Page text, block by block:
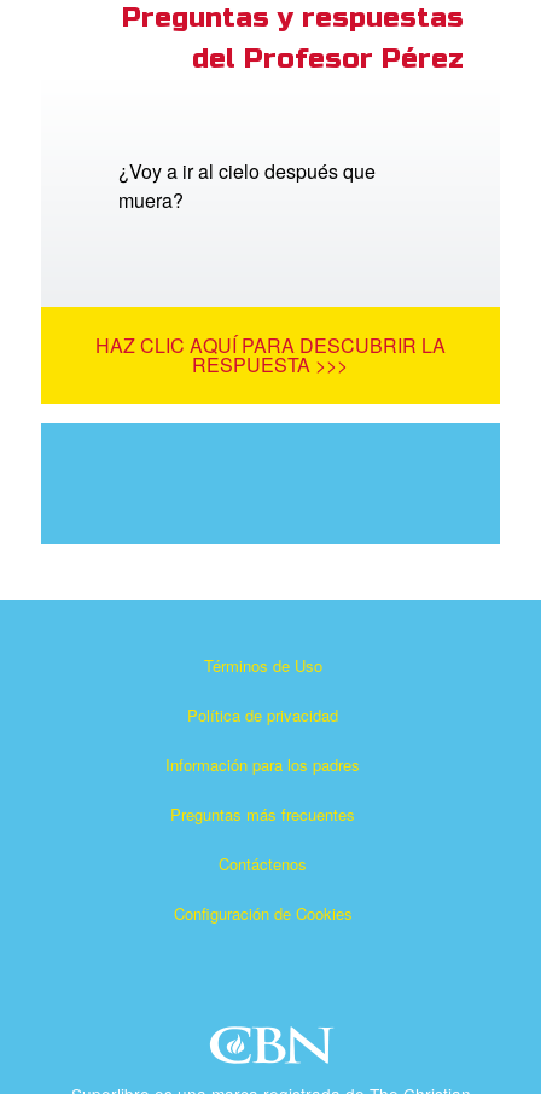
Preguntas y respuestas
del Profesor Pérez
¿Voy a ir al cielo después que
muera?
HAZ CLIC AQUÍ PARA DESCUBRIR LA
RESPUESTA >>>
Términos de Uso
Política de privacidad
Información para los padres
Preguntas más frecuentes
Contáctenos
Configuración de Cookies